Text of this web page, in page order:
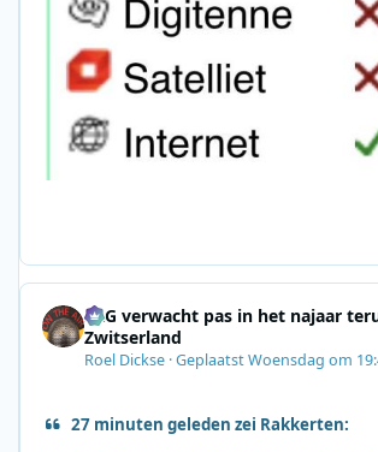
SRG verwacht pas in het najaar
Zwitserland
Roel Dickse ·GeplaatstWoensdag om
27 minuten geleden zei Rakkerten: